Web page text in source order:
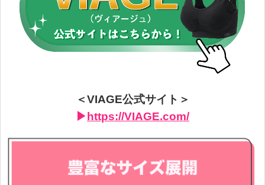
＜VIAGE公式サイト＞
▶︎ https://VIAGE.com/